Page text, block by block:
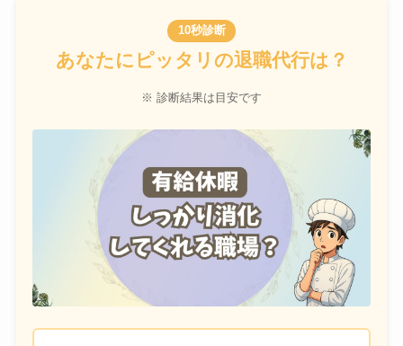
10秒診断
あなたにピッタリの退職代行は？
※ 診断結果は目安です